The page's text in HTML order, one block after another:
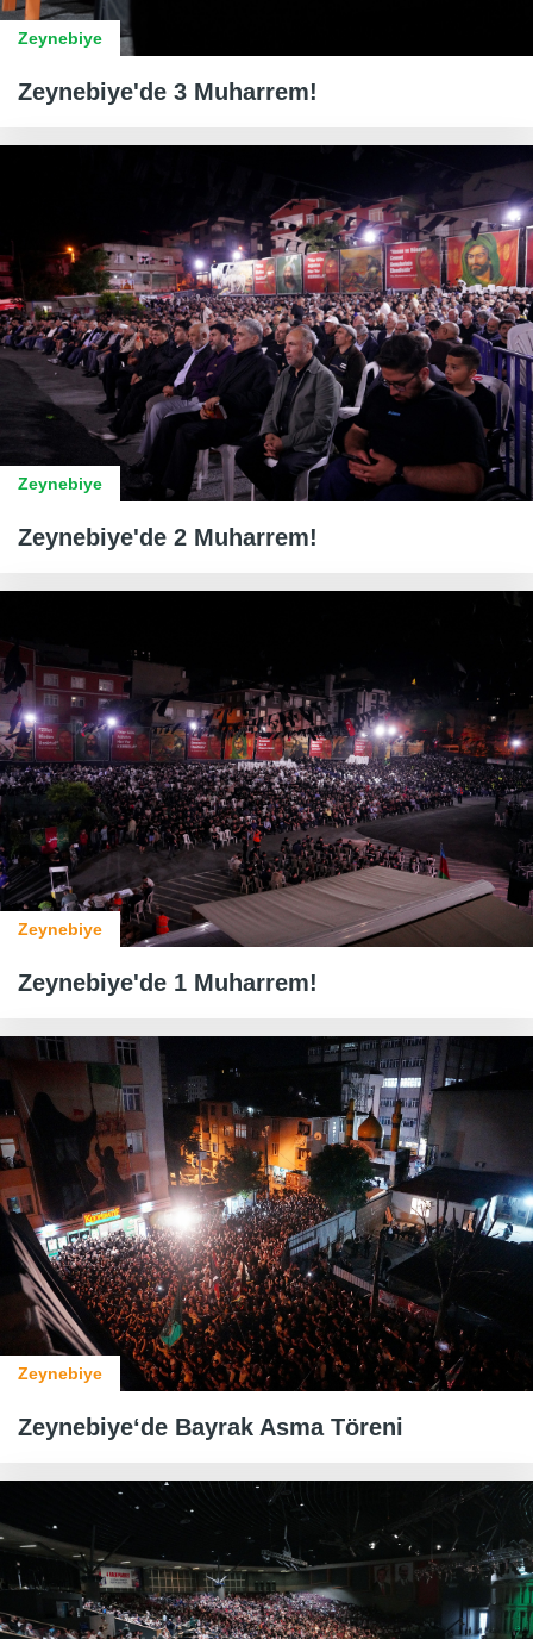
Zeynebiye
Zeynebiye'de 3 Muharrem!
Zeynebiye
Zeynebiye'de 2 Muharrem!
Zeynebiye
Zeynebiye'de 1 Muharrem!
Zeynebiye
Zeynebiye‘de Bayrak Asma Töreni